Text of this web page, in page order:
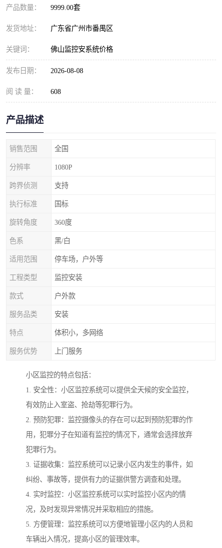
产品数量： 9999.00套
发货地址： 广东省广州市番禺区
关键词： 佛山监控安系统价格
发布日期： 2026-08-08
阅 读 量： 608
产品描述
销售范围 全国
分辨率 1080P
跨界侦测 支持
执行标准 国标
旋转角度 360度
色系 黑/白
适用范围 停车场，户外等
工程类型 监控安装
款式 户外款
服务品类 安装
特点 体积小，多网络
服务优势 上门服务
小区监控的特点包括：
1. 安全性：小区监控系统可以提供全天候的安全监控，
有效防止入室盗、抢劫等犯罪行为。
2. 预防犯罪：监控摄像头的存在可以起到预防犯罪的作
用，犯罪分子在知道有监控的情况下，通常会选择放弃
犯罪行为。
3. 证据收集：监控系统可以记录小区内发生的事件，如
纠纷、事故等，提供有力的证据供警方调查和处理。
4. 实时监控：小区监控系统可以实时监控小区内的情
况，及时发现异常情况并采取相应的措施。
5. 方便管理：监控系统可以方便地管理小区内的人员和
车辆出入情况，提高小区的管理效率。